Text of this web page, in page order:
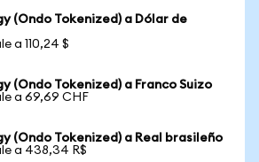
(Ondo Tokenized) a Dólar de
a 110,24 $
(Ondo Tokenized) a Franco Suizo
a 69,69 CHF
(Ondo Tokenized) a Real brasileño
a 438,34 R$